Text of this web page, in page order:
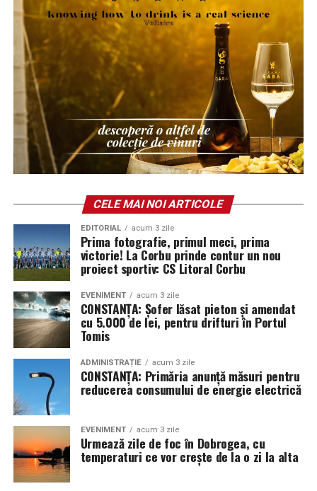
construim un oraș care servește interesul public și
răspunde nevoilor majorității locuitorilor săi.
Constanța trebuie să fie a tuturor constănțenilor, nu
doar a celor care beneficiază punctual de anumite
decizii administrative.
CELE MAI NOI ARTICOLE
EDITORIAL acum 3 zile
Prima fotografie, primul meci, prima
victorie! La Corbu prinde contur un nou
proiect sportiv: CS Litoral Corbu
EVENIMENT acum 3 zile
CONSTANȚA: Șofer lăsat pieton și amendat
cu 5.000 de lei, pentru drifturi în Portul
Tomis
ADMINISTRAȚIE acum 3 zile
CONSTANȚA: Primăria anunță măsuri pentru
reducerea consumului de energie electrică
EVENIMENT acum 3 zile
Urmează zile de foc în Dobrogea, cu
temperaturi ce vor crește de la o zi la alta